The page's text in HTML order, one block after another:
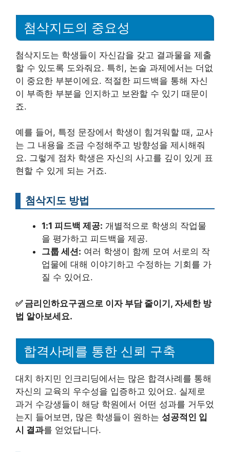
첨삭지도의 중요성
첨삭지도는 학생들이 자신감을 갖고 결과물을 제출
할 수 있도록 도와줘요. 특히, 논술 과제에서는 더없
이 중요한 부분이에요. 적절한 피드백을 통해 자신
이 부족한 부분을 인지하고 보완할 수 있기 때문이
죠.
예를 들어, 특정 문장에서 학생이 힘겨워할 때, 교사
는 그 내용을 조금 수정해주고 방향성을 제시해줘
요. 그렇게 점차 학생은 자신의 사고를 깊이 있게 표
현할 수 있게 되는 거죠.
첨삭지도 방법
1:1 피드백 제공: 개별적으로 학생의 작업물
을 평가하고 피드백을 제공.
그룹 세션: 여러 학생이 함께 모여 서로의 작
업물에 대해 이야기하고 수정하는 기회를 가
질 수 있어요.
✅ 금리인하요구권으로 이자 부담 줄이기, 자세한 방
법 알아보세요.
합격사례를 통한 신뢰 구축
대치 하지민 인크리딩에서는 많은 합격사례를 통해
자신의 교육의 우수성을 입증하고 있어요. 실제로
과거 수강생들이 해당 학원에서 어떤 성과를 거두었
는지 들어보면, 많은 학생들이 원하는 성공적인 입
시 결과를 얻었답니다.